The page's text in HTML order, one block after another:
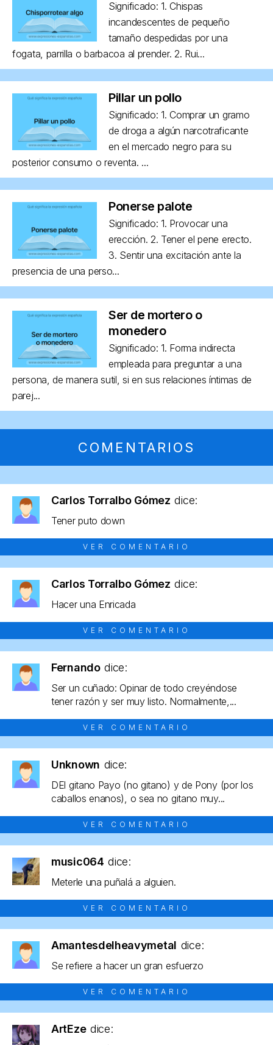
Significado: 1. Chispas
incandescentes de pequeño
tamaño despedidas por una
fogata, parrilla o barbacoa al prender. 2. Rui...
Pillar un pollo
Significado: 1. Comprar un gramo
de droga a algún narcotraficante
en el mercado negro para su
posterior consumo o reventa. ...
Ponerse palote
Significado: 1. Provocar una
erección. 2. Tener el pene erecto.
3. Sentir una excitación ante la
presencia de una perso...
Ser de mortero o
monedero
Significado: 1. Forma indirecta
empleada para preguntar a una
persona, de manera sutil, si en sus relaciones íntimas de
parej...
COMENTARIOS
Carlos Torralbo Gómez dice:
Tener puto down
VER COMENTARIO
Carlos Torralbo Gómez dice:
Hacer una Enricada
VER COMENTARIO
Fernando dice:
Ser un cuñado: Opinar de todo creyéndose
tener razón y ser muy listo. Normalmente,...
VER COMENTARIO
Unknown dice:
DEl gitano Payo (no gitano) y de Pony (por los
caballos enanos), o sea no gitano muy...
VER COMENTARIO
music064 dice:
Meterle una puñalá a alguien.
VER COMENTARIO
Amantesdelheavymetal dice:
Se refiere a hacer un gran esfuerzo
VER COMENTARIO
ArtEze dice: